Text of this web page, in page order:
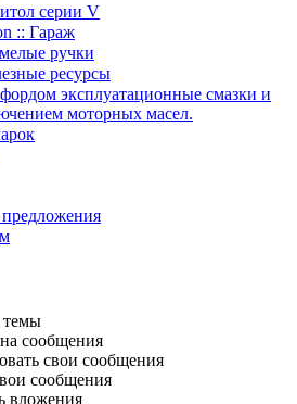
серии V
:: Гараж
ручки
ресурсы
эксплуатационные смазки и
моторных масел.
темы
на сообщения
свои сообщения
сообщения
вложения